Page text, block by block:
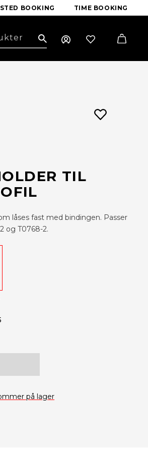
BOOKING TIME BOOKING
Search
TIL
låses fast med bindingen. Passer
og T0768-2.
på lager